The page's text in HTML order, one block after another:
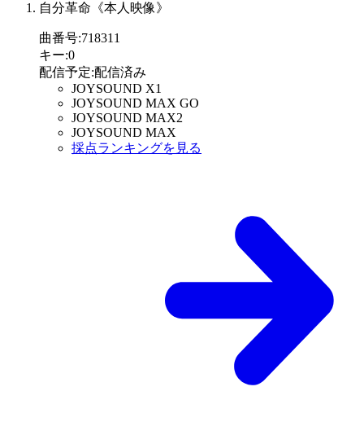
自分革命《本人映像》
曲番号:718311
キー:0
配信予定:配信済み
JOYSOUND X1
JOYSOUND MAX GO
JOYSOUND MAX2
JOYSOUND MAX
採点ランキングを見る